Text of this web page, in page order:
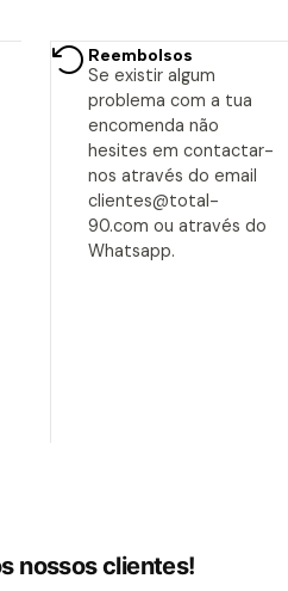
Reembolsos
Se existir algum
problema com a tua
encomenda não
hesites em contactar-
nos através do email
clientes@total-
90.com ou através do
Whatsapp.
nossos clientes!